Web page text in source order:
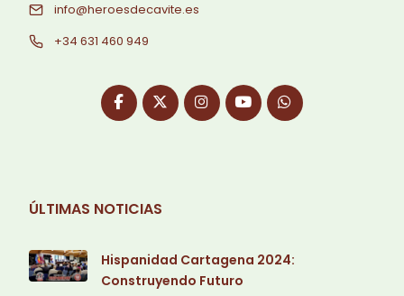
info@heroesdecavite.es
+34 631 460 949
ÚLTIMAS NOTICIAS
Hispanidad Cartagena 2024:
Construyendo Futuro